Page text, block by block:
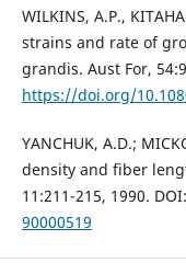
WILKINS, A.P.,
strains and rate of
grandis. Aust For,
https://doi.org/
YANCHUK, A.D.;
density and fiber
11:211-215, 1990. DOI:
90000519